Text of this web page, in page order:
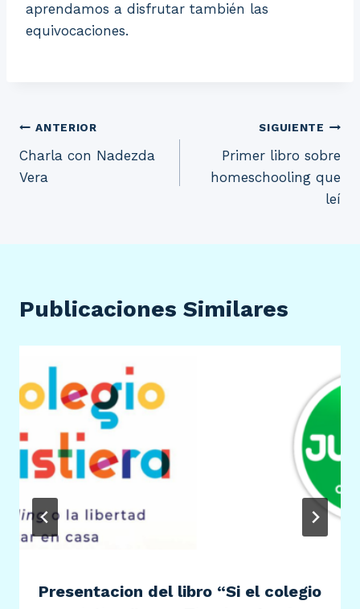
aprendamos a disfrutar también las
equivocaciones.
Navegación
de
ANTERIOR
Charla con Nadezda
Vera
SIGUIENTE
Primer libro sobre
homeschooling que
leí
Publicaciones Similares
Presentacion del libro “Si el colegio